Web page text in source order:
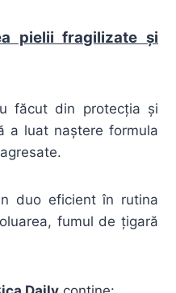
pielii fragilizate și
făcut din protecția și
a luat naștere formula
duo eficient în rutina
fumul de țigară